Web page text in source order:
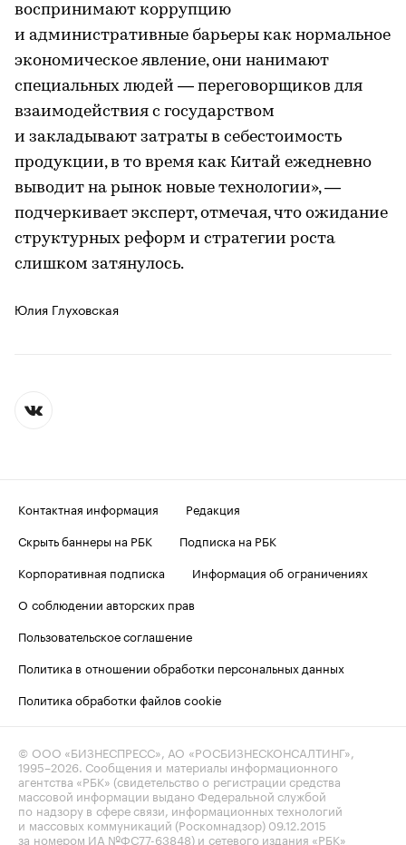
воспринимают коррупцию
и административные барьеры как нормальное
экономическое явление, они нанимают
специальных людей — переговорщиков для
взаимодействия с государством
и закладывают затраты в себестоимость
продукции, в то время как Китай ежедневно
выводит на рынок новые технологии», —
подчеркивает эксперт, отмечая, что ожидание
структурных реформ и стратегии роста
слишком затянулось.
Юлия Глуховская
Контактная информация
Редакция
Скрыть баннеры на РБК
Подписка на РБК
Корпоративная подписка
Информация об ограничениях
О соблюдении авторских прав
Пользовательское соглашение
Политика в отношении обработки персональных данных
Политика обработки файлов cookie
© ООО «БИЗНЕСПРЕСС», АО «РОСБИЗНЕСКОНСАЛТИНГ»,
1995–2026 . Сообщения и материалы информационного
агентства «РБК» (свидетельство о регистрации средства
массовой информации выдано Федеральной службой
по надзору в сфере связи, информационных технологий
и массовых коммуникаций (Роскомнадзор) 09.12.2015
за номером ИА №ФС77-63848) и сетевого издания «РБК»